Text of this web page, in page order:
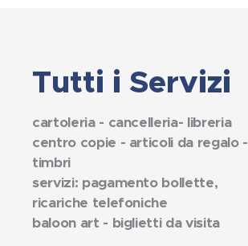
Tutti i Servizi
cartoleria - cancelleria- libreria
centro copie - articoli da regalo -
timbri
servizi: pagamento bollette,
ricariche telefoniche
baloon art - biglietti da visita